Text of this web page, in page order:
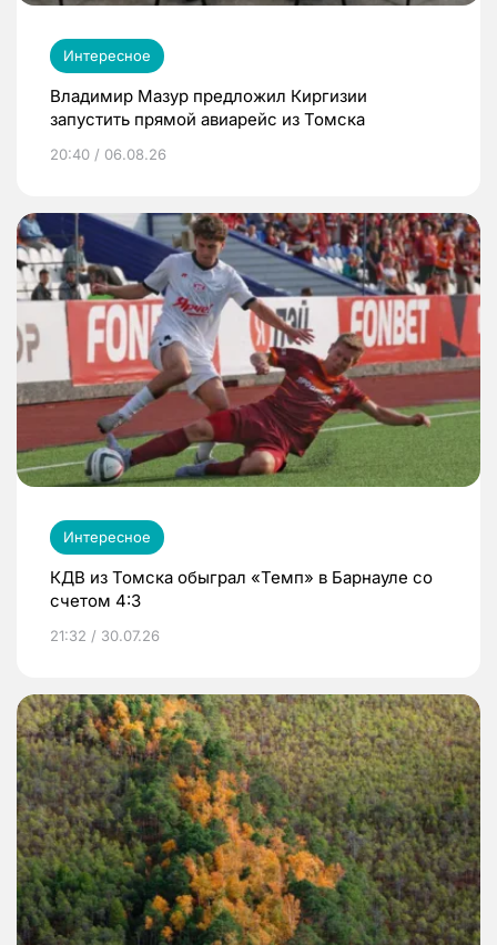
Интересное
Владимир Мазур предложил Киргизии
запустить прямой авиарейс из Томска
20:40 / 06.08.26
Интересное
КДВ из Томска обыграл «Темп» в Барнауле со
счетом 4:3
21:32 / 30.07.26